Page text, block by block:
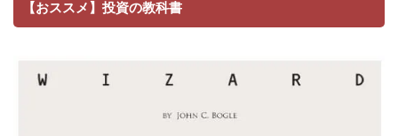
【おススメ】投資の教科書